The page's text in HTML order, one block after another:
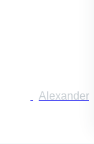
Alexander